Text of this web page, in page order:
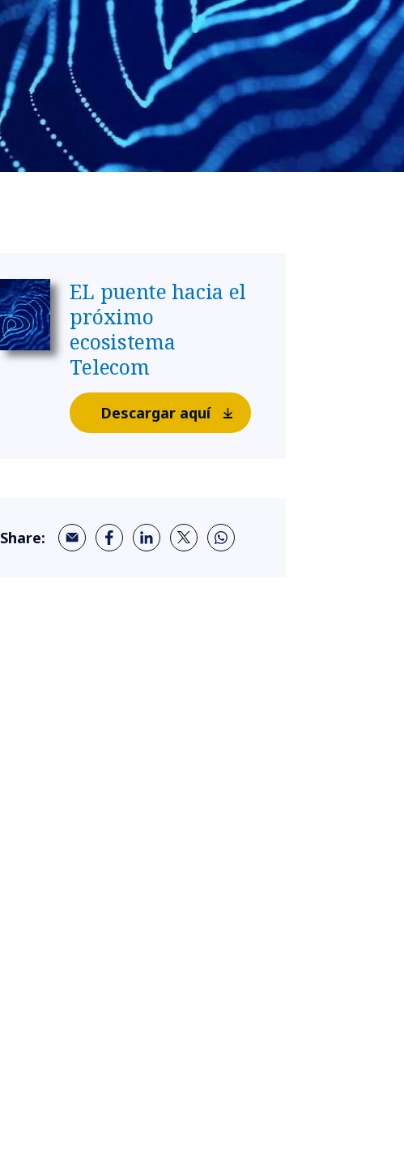
EL puente hacia el
próximo
ecosistema
Telecom
Descargar aquí
Share: